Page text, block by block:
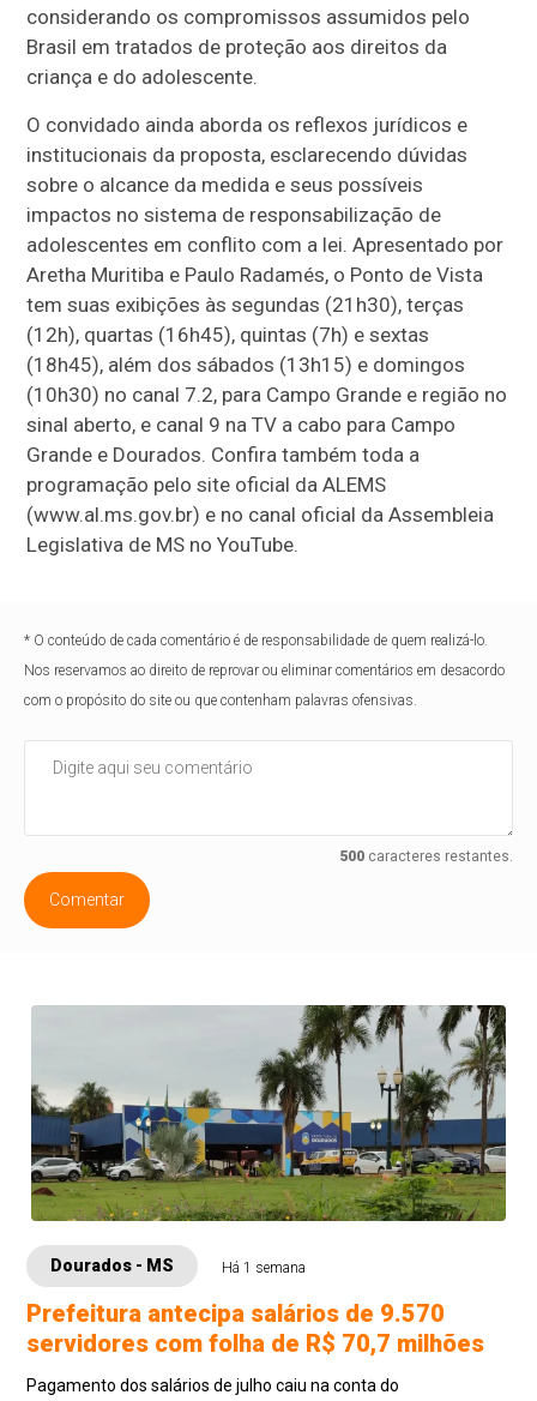
considerando os compromissos assumidos pelo
Brasil em tratados de proteção aos direitos da
criança e do adolescente.
O convidado ainda aborda os reflexos jurídicos e
institucionais da proposta, esclarecendo dúvidas
sobre o alcance da medida e seus possíveis
impactos no sistema de responsabilização de
adolescentes em conflito com a lei. Apresentado por
Aretha Muritiba e Paulo Radamés, o Ponto de Vista
tem suas exibições às segundas (21h30), terças
(12h), quartas (16h45), quintas (7h) e sextas
(18h45), além dos sábados (13h15) e domingos
(10h30) no canal 7.2, para Campo Grande e região no
sinal aberto, e canal 9 na TV a cabo para Campo
Grande e Dourados. Confira também toda a
programação pelo site oficial da ALEMS
(www.al.ms.gov.br) e no canal oficial da Assembleia
Legislativa de MS no YouTube.
* O conteúdo de cada comentário é de responsabilidade de quem realizá-lo.
Nos reservamos ao direito de reprovar ou eliminar comentários em desacordo
com o propósito do site ou que contenham palavras ofensivas.
500caracteres restantes.
Comentar
Dourados - MS Há 1 semana
Prefeitura antecipa salários de 9.570
servidores com folha de R$ 70,7 milhões
Pagamento dos salários de julho caiu na conta do